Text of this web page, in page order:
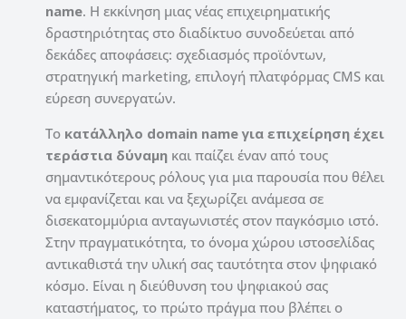
name. Η εκκίνηση μιας νέας επιχειρηματικής
δραστηριότητας στο διαδίκτυο συνοδεύεται από
δεκάδες αποφάσεις: σχεδιασμός προϊόντων,
στρατηγική marketing, επιλογή πλατφόρμας CMS και
εύρεση συνεργατών.
Το κατάλληλο domain name για επιχείρηση έχει
τεράστια δύναμη και παίζει έναν από τους
σημαντικότερους ρόλους για μια παρουσία που θέλει
να εμφανίζεται και να ξεχωρίζει ανάμεσα σε
δισεκατομμύρια ανταγωνιστές στον παγκόσμιο ιστό.
Στην πραγματικότητα, το όνομα χώρου ιστοσελίδας
αντικαθιστά την υλική σας ταυτότητα στον ψηφιακό
κόσμο. Είναι η διεύθυνση του ψηφιακού σας
καταστήματος, το πρώτο πράγμα που βλέπει ο